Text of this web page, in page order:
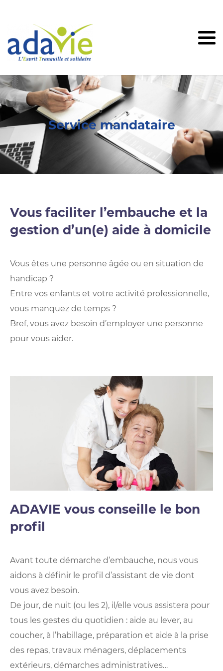
Service mandataire
Vous faciliter l’embauche et la
gestion d’un(e) aide à domicile
Vous êtes une personne âgée ou en situation de
handicap ?
Entre vos enfants et votre activité professionnelle,
vous manquez de temps ?
Bref, vous avez besoin d’employer une personne
pour vous aider.
ADAVIE vous conseille le bon
profil
Avant toute démarche d’embauche, nous vous
aidons à définir le profil d’assistant de vie dont
vous avez besoin.
De jour, de nuit (ou les 2), il/elle vous assistera pour
tous les gestes du quotidien : aide au lever, au
coucher, à l’habillage, préparation et aide à la prise
des repas, travaux ménagers, déplacements
extérieurs, démarches administratives…